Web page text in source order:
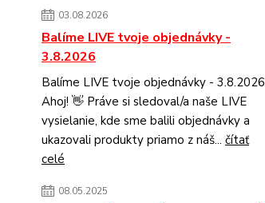
03.08.2026
Balíme LIVE tvoje objednávky -
3.8.2026
Balíme LIVE tvoje objednávky - 3.8.2026
Ahoj! 👋 Práve si sledoval/a naše LIVE
vysielanie, kde sme balili objednávky a
ukazovali produkty priamo z náš... čítať
celé
08.05.2025